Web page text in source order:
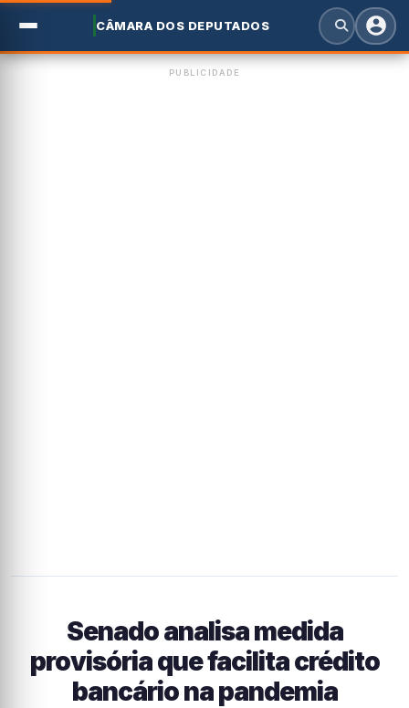
CÂMARA DOS DEPUTADOS
PUBLICIDADE
Senado analisa medida
provisória que facilita crédito
bancário na pandemia